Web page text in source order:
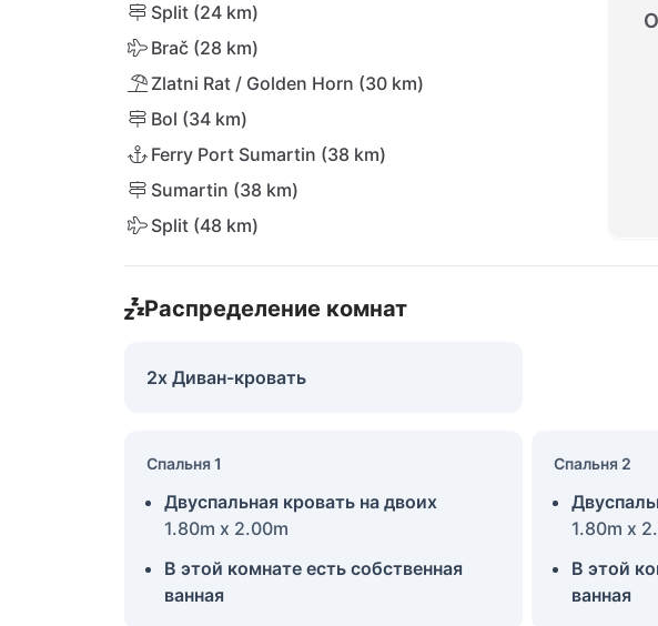
Split (24 km)
Brač (28 km)
Zlatni Rat / Golden Horn (30 km)
Bol (34 km)
Ferry Port Sumartin (38 km)
Sumartin (38 km)
Split (48 km)
Распределение комнат
2x Диван-кровать
Спальня 1
Двуспальная кровать на двоих
1.80m x 2.00m
В этой комнате есть собственная
ванная
Спальня 2
1.80m x
В этой
ванная